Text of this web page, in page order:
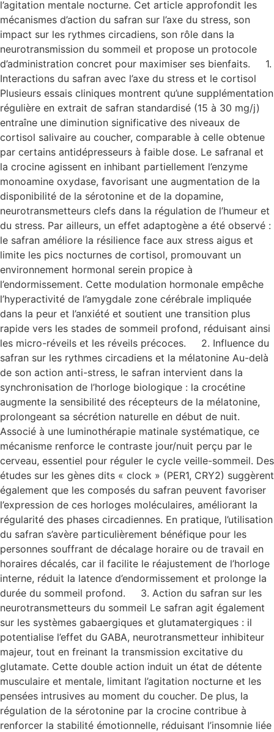
l’agitation mentale nocturne. Cet article approfondit les
mécanismes d’action du safran sur l’axe du stress, son
impact sur les rythmes circadiens, son rôle dans la
neurotransmission du sommeil et propose un protocole
d’administration concret pour maximiser ses bienfaits. 1.
Interactions du safran avec l’axe du stress et le cortisol
Plusieurs essais cliniques montrent qu’une supplémentation
régulière en extrait de safran standardisé (15 à 30 mg/j)
entraîne une diminution significative des niveaux de
cortisol salivaire au coucher, comparable à celle obtenue
par certains antidépresseurs à faible dose. Le safranal et
la crocine agissent en inhibant partiellement l’enzyme
monoamine oxydase, favorisant une augmentation de la
disponibilité de la sérotonine et de la dopamine,
neurotransmetteurs clefs dans la régulation de l’humeur et
du stress. Par ailleurs, un effet adaptogène a été observé :
le safran améliore la résilience face aux stress aigus et
limite les pics nocturnes de cortisol, promouvant un
environnement hormonal serein propice à
l’endormissement. Cette modulation hormonale empêche
l’hyperactivité de l’amygdale zone cérébrale impliquée
dans la peur et l’anxiété et soutient une transition plus
rapide vers les stades de sommeil profond, réduisant ainsi
les micro-réveils et les réveils précoces. 2. Influence du
safran sur les rythmes circadiens et la mélatonine Au-delà
de son action anti-stress, le safran intervient dans la
synchronisation de l’horloge biologique : la crocétine
augmente la sensibilité des récepteurs de la mélatonine,
prolongeant sa sécrétion naturelle en début de nuit.
Associé à une luminothérapie matinale systématique, ce
mécanisme renforce le contraste jour/nuit perçu par le
cerveau, essentiel pour réguler le cycle veille-sommeil. Des
études sur les gènes dits « clock » (PER1, CRY2) suggèrent
également que les composés du safran peuvent favoriser
l’expression de ces horloges moléculaires, améliorant la
régularité des phases circadiennes. En pratique, l’utilisation
du safran s’avère particulièrement bénéfique pour les
personnes souffrant de décalage horaire ou de travail en
horaires décalés, car il facilite le réajustement de l’horloge
interne, réduit la latence d’endormissement et prolonge la
durée du sommeil profond. 3. Action du safran sur les
neurotransmetteurs du sommeil Le safran agit également
sur les systèmes gabaergiques et glutamatergiques : il
potentialise l’effet du GABA, neurotransmetteur inhibiteur
majeur, tout en freinant la transmission excitative du
glutamate. Cette double action induit un état de détente
musculaire et mentale, limitant l’agitation nocturne et les
pensées intrusives au moment du coucher. De plus, la
régulation de la sérotonine par la crocine contribue à
renforcer la stabilité émotionnelle, réduisant l’insomnie liée